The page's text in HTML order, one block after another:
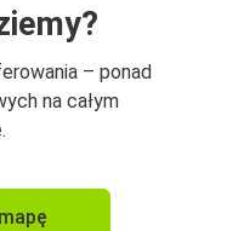
– ponad
na całym